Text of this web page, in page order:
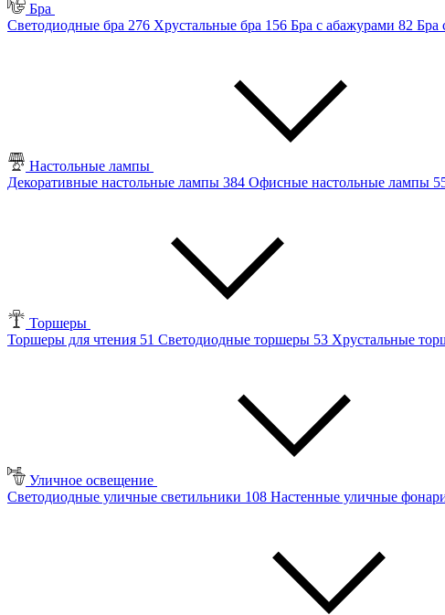
Бра
Светодиодные бра 276 Хрустальные бра 156 Бра с абажурами 82 Бра
Настольные лампы
Декоративные настольные лампы 384 Офисные настольные лампы
Торшеры
Торшеры для чтения 51 Светодиодные торшеры 53 Хрустальные
Уличное освещение
Светодиодные уличные светильники 108 Настенные уличные